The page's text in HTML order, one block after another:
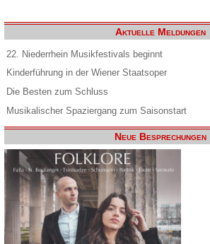
Aktuelle Meldungen
22. Niederrhein Musikfestivals beginnt
Kinderführung in der Wiener Staatsoper
Die Besten zum Schluss
Musikalischer Spaziergang zum Saisonstart
Neue Besprechungen